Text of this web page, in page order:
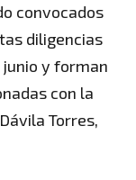
convocados
diligencias
junio y forman
con la
Torres,